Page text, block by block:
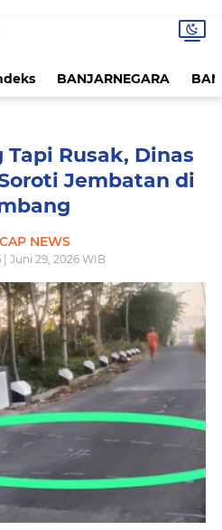
BANJARNEGARA
Rusak, Dinas
Jembatan di
NEWS
| Juni 29, 2026 WIB